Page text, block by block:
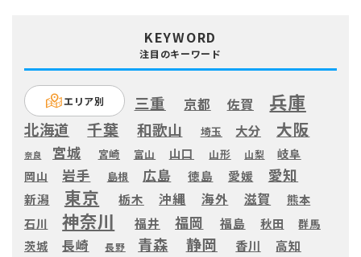
KEYWORD
注目のキーワード
エリア別 三重 京都 佐賀 兵庫
北海道 千葉 和歌山 埼玉 大分 大阪
奈良 宮城 宮崎 富山 山口 山形 山梨
岐阜
岡山
岩手 島根 広島 徳島 愛媛 愛知
新潟 東京 栃木 沖縄 海外 滋賀
熊本
石川
神奈川 福井 福岡 福島 秋田 群馬
茨城 長崎 長野 青森 静岡 香川 高知